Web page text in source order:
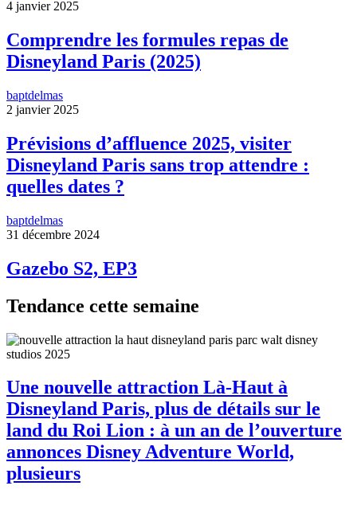
4 janvier 2025
Comprendre les formules repas de
Disneyland Paris (2025)
baptdelmas
2 janvier 2025
Prévisions d’affluence 2025, visiter
Disneyland Paris sans trop attendre :
quelles dates ?
baptdelmas
31 décembre 2024
Gazebo S2, EP3
Tendance cette semaine
Une nouvelle attraction Là-Haut à
Disneyland Paris, plus de détails sur le
land du Roi Lion : à un an de l’ouverture
annonces Disney Adventure World,
plusieurs